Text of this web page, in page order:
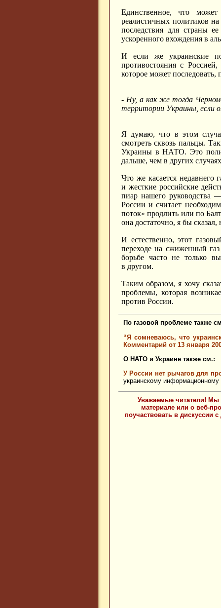
Единственное, что
реалистичных политиков
последствия для страны
ускоренного вхождения в
И если же украинские
противостояния с
которое может последовать,
- Ну, а как же тогда
территории Украины, если
Я думаю, что в этом
смотреть сквозь пальцы.
Украины в НАТО. Это
дальше, чем в других
Что же касается недавнего
и жесткие российские
пиар нашего руководства
России и считает
поток» продлить или по
она достаточно, я бы сказал,
И естественно, этот
переходе на сжиженный
борьбе часто не только
в другом.
Таким образом, я хочу
проблемы, которая
против России.
По газовой проблеме также
“Я сомневаюсь, что
Комментарий от 13 января
О НАТО и Украине также см.:
У России нет рычагов для
украинскому информационному
Уважаемые читатели! Мы
материале или о веб-
поучаствовать в дискуссии